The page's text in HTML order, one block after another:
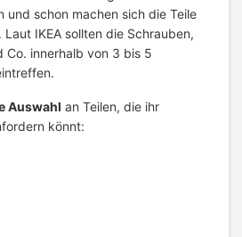
und schon machen sich die Teile
IKEA sollten die Schrauben,
Co. innerhalb von 3 bis 5
Auswahl an Teilen, die ihr
könnt: